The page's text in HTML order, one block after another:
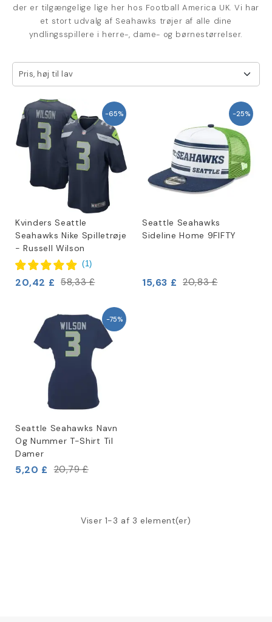
der er tilgængelige lige her hos Football America UK. Vi har
et stort udvalg af Seahawks trøjer af alle dine
yndlingsspillere i herre-, dame- og børnestørrelser.
Pris, høj til lav
-65%
Kvinders Seattle
Seahawks Nike Spilletrøje
- Russell Wilson
(1)
20,42 £ 58,33 £
-25%
Seattle Seahawks
Sideline Home 9FIFTY
15,63 £ 20,83 £
-75%
Seattle Seahawks Navn
Og Nummer T-Shirt Til
Damer
5,20 £ 20,79 £
Viser 1-3 af 3 element(er)